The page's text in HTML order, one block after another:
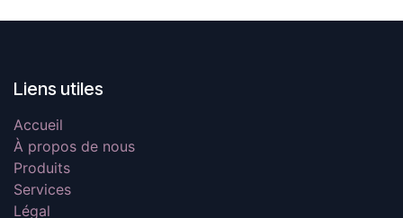
Liens utiles
Accueil
À propos de nous
Produits
Services
Légal